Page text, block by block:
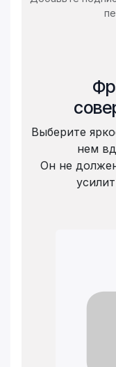
Выберите
нем
Он не